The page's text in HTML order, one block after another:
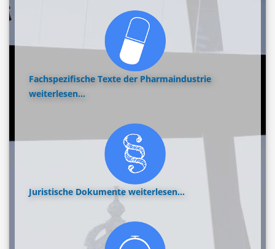
Fachspezifische Texte der Pharmaindustrie
weiterlesen...
Juristische Dokumente weiterlesen...